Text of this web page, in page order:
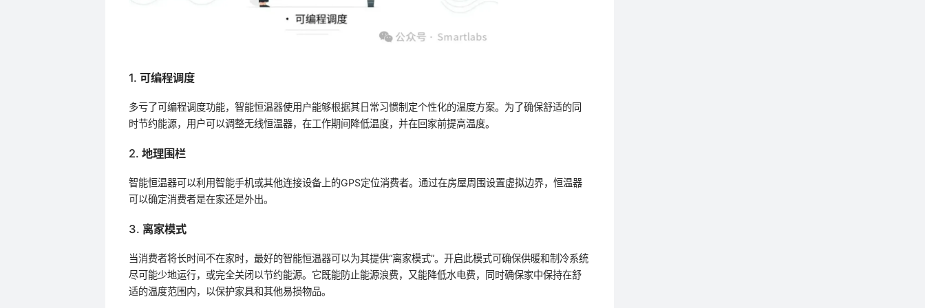
1. 可编程调度
多亏了可编程调度功能，智能恒温器使用户能够根据其日常习惯制定个性化的温度方案。为了确保舒适的同
时节约能源，用户可以调整无线恒温器，在工作期间降低温度，并在回家前提高温度。
2. 地理围栏
智能恒温器可以利用智能手机或其他连接设备上的GPS定位消费者。通过在房屋周围设置虚拟边界，恒温器
可以确定消费者是在家还是外出。
3. 离家模式
当消费者将长时间不在家时，最好的智能恒温器可以为其提供“离家模式”。开启此模式可确保供暖和制冷系统
尽可能少地运行，或完全关闭以节约能源。它既能防止能源浪费，又能降低水电费，同时确保家中保持在舒
适的温度范围内，以保护家具和其他易损物品。